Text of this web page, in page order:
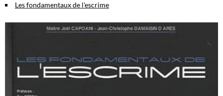
Les fondamentaux de l'escrime